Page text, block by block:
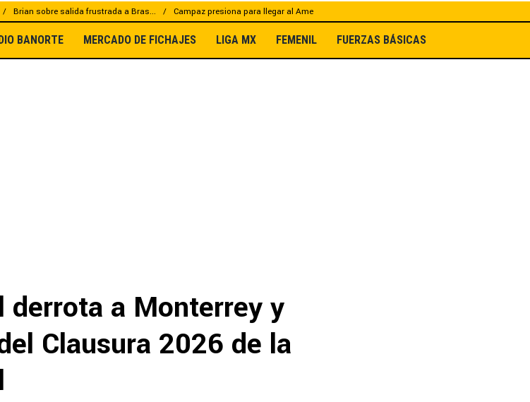
Brian sobre salida frustrada a Bras... Campaz presiona para llegar al Ame
BANORTE MERCADO DE FICHAJES LIGA MX FEMENIL FUERZAS BÁSICAS
derrota a Monterrey y
Clausura 2026 de la